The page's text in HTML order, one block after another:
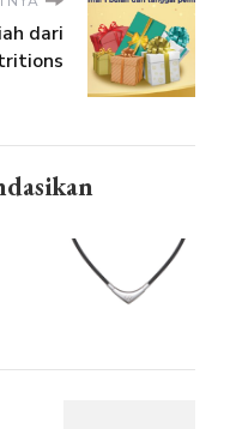
dari